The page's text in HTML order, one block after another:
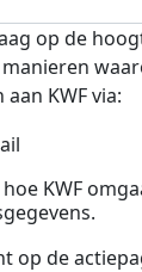
op de
KWF via:
hoe KWF
op de